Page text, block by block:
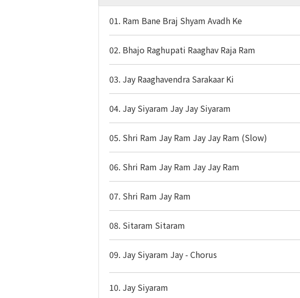
01. Ram Bane Braj Shyam Avadh Ke
02. Bhajo Raghupati Raaghav Raja Ram
03. Jay Raaghavendra Sarakaar Ki
04. Jay Siyaram Jay Jay Siyaram
05. Shri Ram Jay Ram Jay Jay Ram (Slow)
06. Shri Ram Jay Ram Jay Jay Ram
07. Shri Ram Jay Ram
08. Sitaram Sitaram
09. Jay Siyaram Jay - Chorus
10. Jay Siyaram